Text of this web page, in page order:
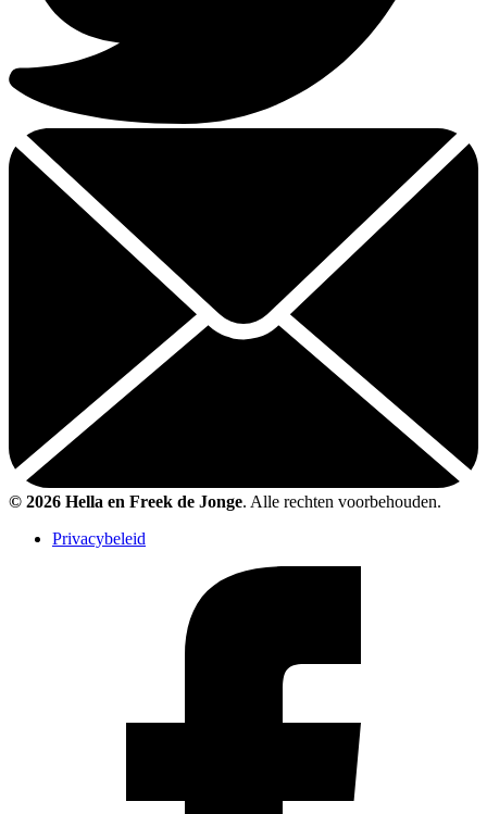
Email
dit
© 2026 Hella en Freek de Jonge. Alle rechten voorbehouden.
Privacybeleid